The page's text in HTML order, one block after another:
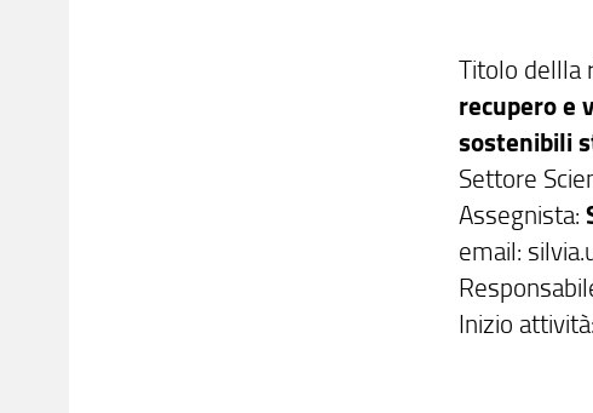
Titolo dellla
recupero e
sostenibili
Settore
Assegnista:
email:
Inizio